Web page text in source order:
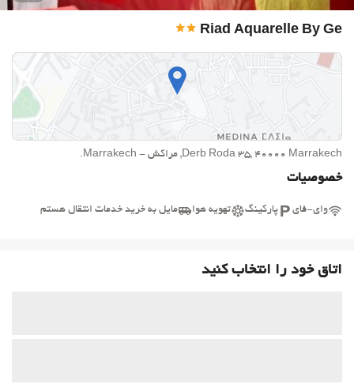
Riad Aquarelle By Ge
Derb Roda 35, 40000 Marrakech, مراکش - Marrakech.
خصوصیات
وای-فای پارکینگ تهویه هوا مایل به خرید خدمات انتقال هستم
اتاق خود را انتخاب کنید